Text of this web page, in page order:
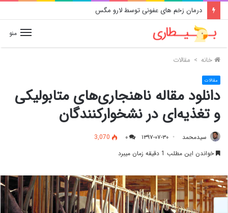
درمان زخم های عفونی توسط لارو مگس
منو
خانه > مقالات
مقالات
دانلود مقاله ناهنجاری‌های متابولیکی
و تغذیه‌ای در نشخوارکنندگان
سیدمحمد ۱۳۹۷-۰۷-۳۰ ۰
3,070
خواندن این مطلب 1 دقیقه زمان میبرد